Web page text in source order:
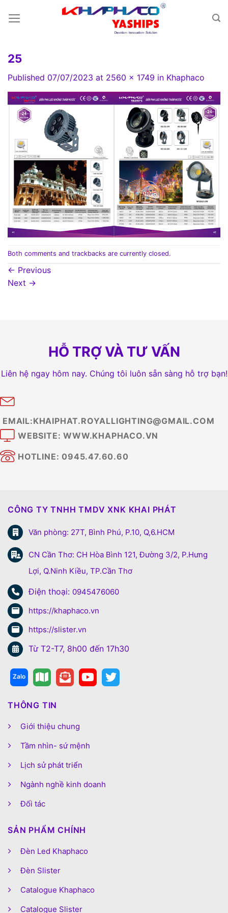
25
Published 07/07/2023 at 2560 × 1749 in Khaphaco
Both comments and trackbacks are currently closed.
← Previous
Next →
HỖ TRỢ VÀ TƯ VẤN
Liên hệ ngay hôm nay. Chúng tôi luôn sẵn sàng hỗ trợ bạn!
EMAIL:KHAIPHAT.ROYALLIGHTING@GMAIL.COM
WEBSITE: WWW.KHAPHACO.VN
HOTLINE: 0945.47.60.60
CÔNG TY TNHH TMDV XNK KHAI PHÁT
Văn phòng: 27T, Bình Phú, P.10, Q,6.HCM
CN Cần Thơ: CH Hòa Bình 121, Đường 3/2, P.Hưng
Lợi, Q.Ninh Kiều, TP.Cần Thơ
Điện thoại: 0945476060
https://khaphaco.vn
https://slister.vn
Từ T2-T7, 8h00 đến 17h30
THÔNG TIN
Giới thiệu chung
Tầm nhìn- sứ mệnh
Lịch sử phát triển
Ngành nghề kinh doanh
Đối tác
SẢN PHẨM CHÍNH
Đèn Led Khaphaco
Đèn Slister
Catalogue Khaphaco
Catalogue Slister